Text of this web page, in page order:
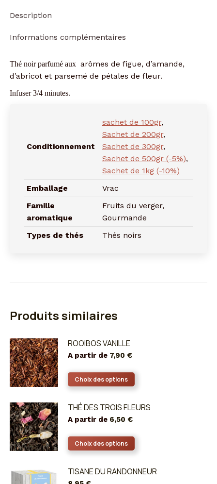
Description
Informations complémentaires
Thé noir parfumé aux arômes de figue, d’amande,
d’abricot et parsemé de pétales de fleur.
Infuser 3/4 minutes.
Conditionnement
sachet de 100gr,
Sachet de 200gr,
Sachet de 300gr,
Sachet de 500gr (-5%),
Sachet de 1kg (-10%)
Emballage
Vrac
Famille
aromatique
Fruits du verger,
Gourmande
Types de thés
Thés noirs
Produits similaires
ROOIBOS VANILLE
A partir de 7,90 €
Choix des options
produit
a
Les
options
être
THÉ DES TROIS FLEURS
A partir de 6,50 €
Choix des options
produit
a
TISANE DU RANDONNEUR